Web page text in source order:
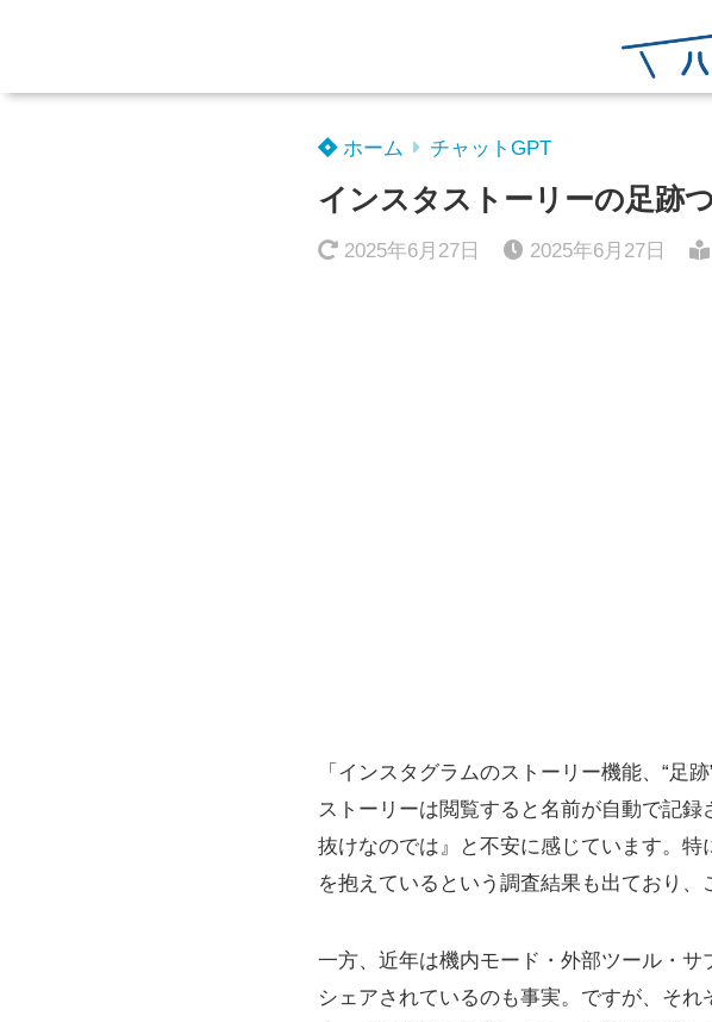
ホーム チャットGPT
インスタストーリーの足跡
2025年6月27日 2025年6月27日
「インスタグラムのストーリー機能、“足
ストーリーは閲覧すると名前が自動で記
抜けなのでは』と不安に感じています。
を抱えているという調査結果も出ており
一方、近年は機内モード・外部ツール・
シェアされているのも事実。ですが、そ